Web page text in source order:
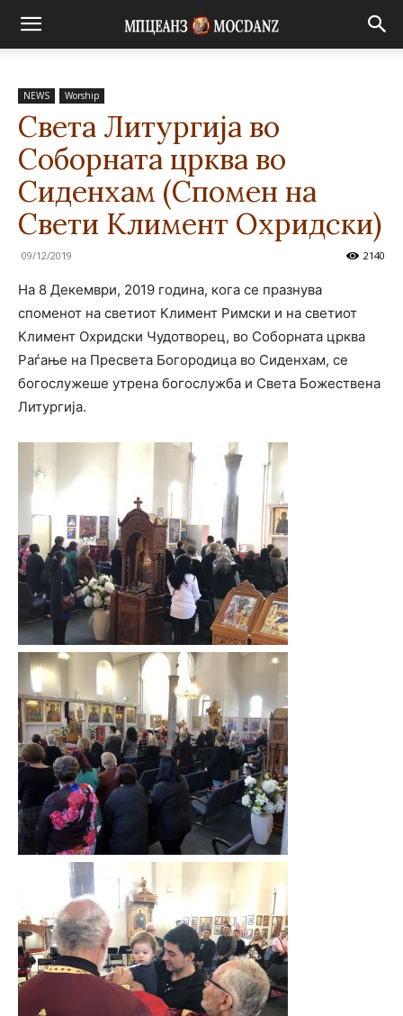
NEWS Worship
Света Литургија во
Соборната црква во
Сиденхам (Спомен на
Свети Климент Охридски)
09/12/2019 2140
На 8 Декември, 2019 година, кога се празнува
споменот на светиот Климент Римски и на светиот
Климент Охридски Чудотворец, во Соборната црква
Раѓање на Пресвета Богородица во Сиденхам, се
богослужеше утрена богослужба и Света Божествена
Литургија.